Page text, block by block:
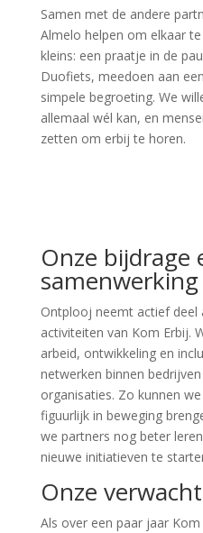
Samen met de andere
Almelo helpen om elkaar
kleins: een praatje in de
Duofiets, meedoen aan
simpele begroeting. We
allemaal wél kan, en
zetten om erbij te horen.
Onze bijdrage
samenwerking
Ontplooj neemt actief deel
activiteiten van Kom Erbij.
arbeid, ontwikkeling en
netwerken binnen
organisaties. Zo kunnen
figuurlijk in beweging
we partners nog beter
nieuwe initiatieven te
Onze
Als over een paar jaar